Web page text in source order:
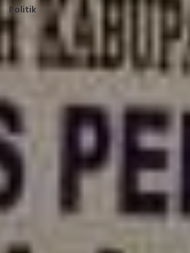
Politik